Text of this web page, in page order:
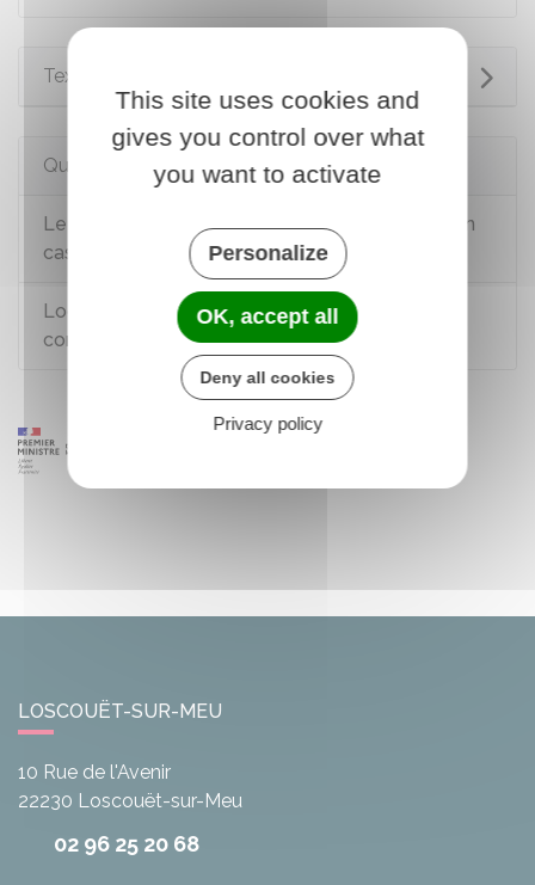
Textes de référence
Questions ? Réponses !
Le propriétaire choisit-il librement le locataire en
cas de convention Anah ?
Logement à louer : dans quel cas signer une
convention avec l'Anah ?
LOSCOUËT-SUR-MEU
10 Rue de l'Avenir
22230 Loscouët-sur-Meu
02 96 25 20 68
This site uses cookies and
gives you control over what
you want to activate
Personalize
OK, accept all
Deny all cookies
Privacy policy